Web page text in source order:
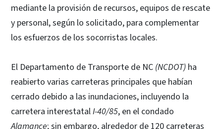
mediante la provisión de recursos, equipos de rescate
y personal, según lo solicitado, para complementar
los esfuerzos de los socorristas locales.
El Departamento de Transporte de NC (NCDOT) ha
reabierto varias carreteras principales que habían
cerrado debido a las inundaciones, incluyendo la
carretera interestatalI-40/85, en el condado
Alamance; sin embargo, alrededor de 120 carreteras